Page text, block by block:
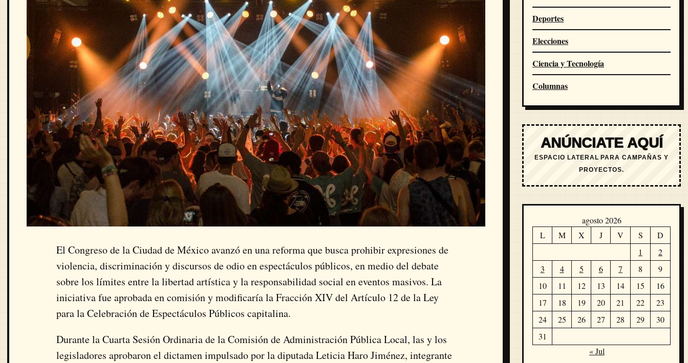
El Congreso de la Ciudad de México avanzó en una reforma que busca prohibir expresiones de
violencia, discriminación y discursos de odio en espectáculos públicos, en medio del debate
sobre los límites entre la libertad artística y la responsabilidad social en eventos masivos. La
iniciativa fue aprobada en comisión y modificaría la Fracción XIV del Artículo 12 de la Ley
para la Celebración de Espectáculos Públicos capitalina.
Durante la Cuarta Sesión Ordinaria de la Comisión de Administración Pública Local, las y los
legisladores aprobaron el dictamen impulsado por la diputadaLeticia Haro Jiménez, integrante
Deportes
Elecciones
Ciencia y Tecnología
Columnas
ANÚNCIATE AQUÍ
ESPACIO LATERAL PARA CAMPAÑAS Y
PROYECTOS.
agosto 2026
L
M X J V S
D
1
2
3
4 5 6 7 8
9
10
11 12 13 14 15
16
17
18 19 20 21 22
23
24
25 26 27 28 29
30
31
« Jul